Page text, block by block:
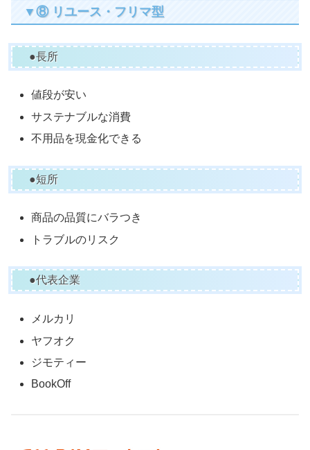
▼⑧ リユース・フリマ型
●長所
値段が安い
サステナブルな消費
不用品を現金化できる
●短所
商品の品質にバラつき
トラブルのリスク
●代表企業
メルカリ
ヤフオク
ジモティー
BookOff